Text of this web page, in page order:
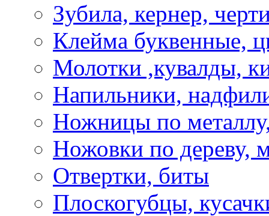
Зубила, кернер,
Клейма буквенные,
Молотки ,кувалды,
Напильники,
Ножницы по
Ножовки по дереву,
Отвертки, биты
Плоскогубцы,